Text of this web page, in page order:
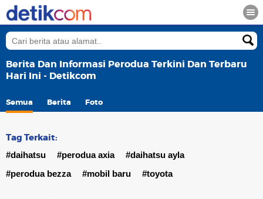
Berita Dan Informasi Perodua Terkini Dan Terbaru
Hari Ini - Detikcom
Semua Berita Foto
Tag Terkait:
#daihatsu #perodua axia
#daihatsu ayla
#perodua bezza
#mobil baru #toyota